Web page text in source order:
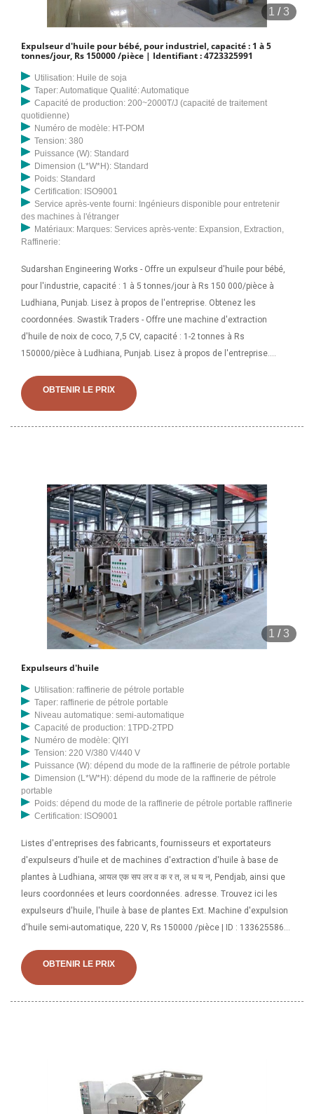
1 /3
Expulseur d'huile pour bébé, pour industriel, capacité : 1 à 5
tonnes/jour, Rs 150000 /pièce | Identifiant : 4723325991
Utilisation: Huile de soja
Taper: Automatique Qualité: Automatique
Capacité de production: 200~2000T/J (capacité de traitement
quotidienne)
Numéro de modèle: HT-POM
Tension: 380
Puissance (W): Standard
Dimension (L*W*H): Standard
Poids: Standard
Certification: ISO9001
Service après-vente fourni: Ingénieurs disponible pour entretenir
des machines à l'étranger
Matériaux: Marques: Services après-vente: Expansion, Extraction,
Raffinerie:
Sudarshan Engineering Works - Offre un expulseur d'huile pour bébé,
pour l'industrie, capacité : 1 à 5 tonnes/jour à Rs 150 000/pièce à
Ludhiana, Punjab. Lisez à propos de l'entreprise. Obtenez les
coordonnées. Swastik Traders - Offre une machine d'extraction
d'huile de noix de coco, 7,5 CV, capacité : 1-2 tonnes à Rs
150000/pièce à Ludhiana, Punjab. Lisez à propos de l'entreprise.
OBTENIR LE PRIX
1 /3
Expulseurs d'huile
Utilisation: raffinerie de pétrole portable
Taper: raffinerie de pétrole portable
Niveau automatique: semi-automatique
Capacité de production: 1TPD-2TPD
Numéro de modèle: QIYI
Tension: 220 V/380 V/440 V
Puissance (W): dépend du mode de la raffinerie de pétrole portable
Dimension (L*W*H): dépend du mode de la raffinerie de pétrole
portable
Poids: dépend du mode de la raffinerie de pétrole portable raffinerie
Certification: ISO9001
Listes d'entreprises des fabricants, fournisseurs et exportateurs
d'expulseurs d'huile et de machines d'extraction d'huile à base de
plantes à Ludhiana, आयल एक सप लर व क र त, ल ध य न, Pendjab, ainsi que
leurs coordonnées et leurs coordonnées. adresse. Trouvez ici les
expulseurs d'huile, l'huile à base de plantes Ext. Machine d'expulsion
d'huile semi-automatique, 220 V, Rs 150000 /pièce | ID : 1336255862
capables de proposer une gamme de machines d’expulsion d’huile
conçues avec précision. Basé sur des techniques avancées et
OBTENIR LE PRIX